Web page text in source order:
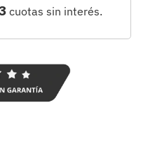
cuotas sin interés.